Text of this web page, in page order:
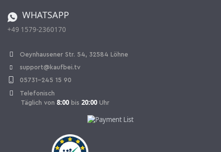
Vertrag widerrufen
WHATSAPP
+49 1579-2360170
Oeynhausener Str. 54, 32584 Löhne
support@kaufbei.tv
05731-245 15 90
Telefonisch
Täglich von 8:00 bis 20:00 Uhr